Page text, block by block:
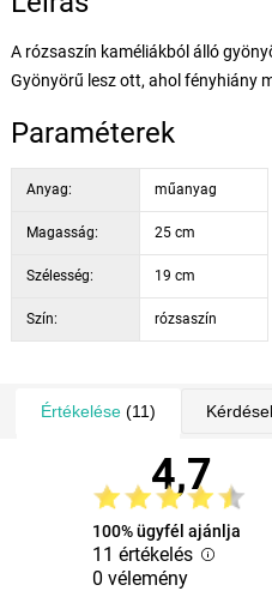
A rózsaszín kaméliákból álló
Gyönyörű lesz ott, ahol fényhiány
Paraméterek
Anyag: műanyag
Magasság: 25 cm
Szélesség: 19 cm
Szín: rózsaszín
Értékelése(11)
4,7
100% ügyfél ajánlja
11 értékelés
0 vélemény